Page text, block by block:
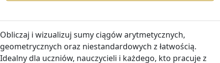
Obliczaj i wizualizuj sumy ciągów arytmetycznych,
geometrycznych oraz niestandardowych z łatwością.
Idealny dla uczniów, nauczycieli i każdego, kto pracuje z